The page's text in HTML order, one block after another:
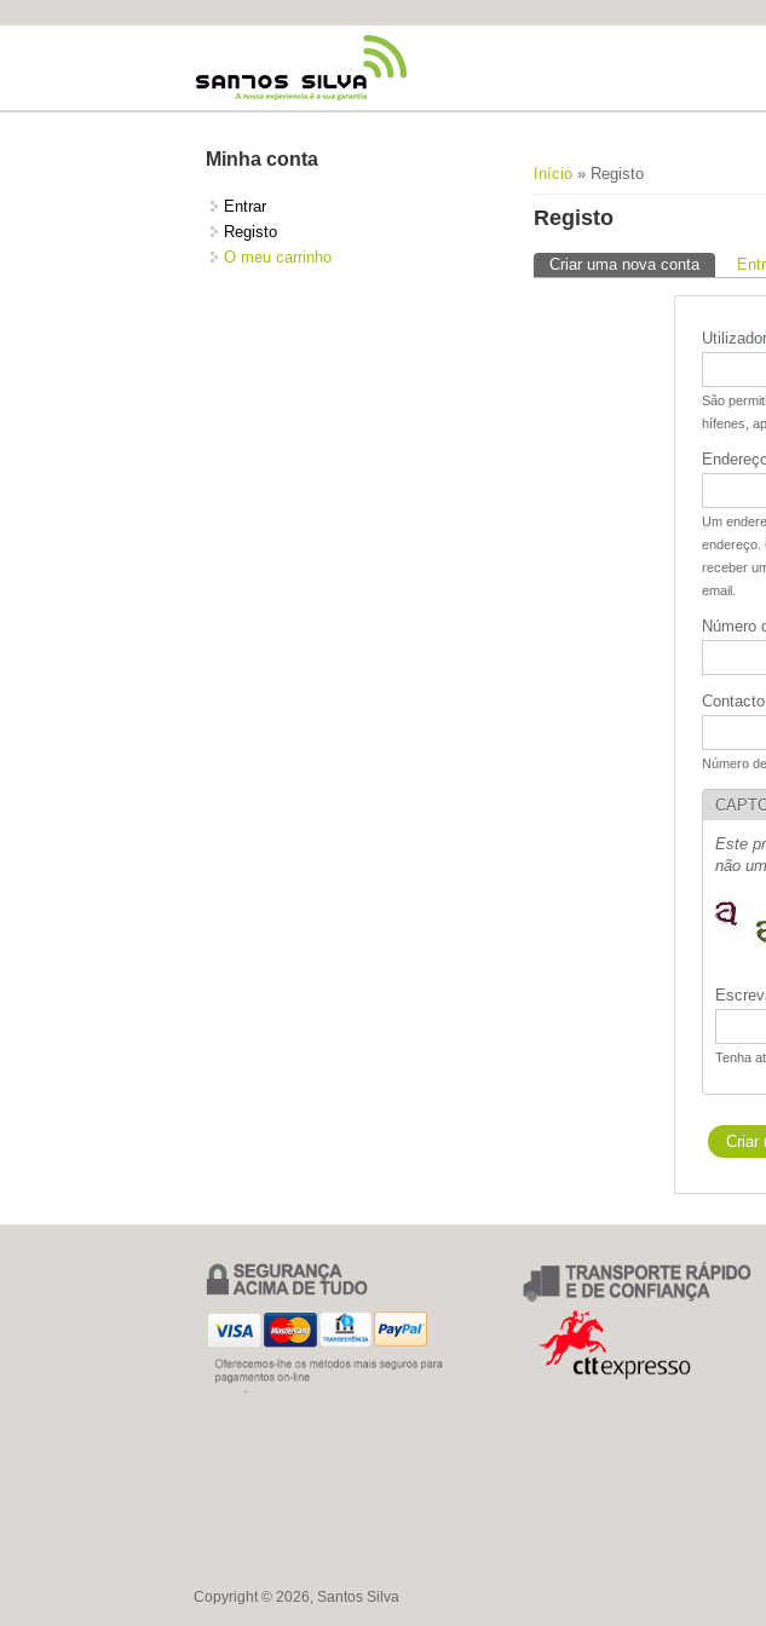
Está aqui
Início » Registo
Registo
Separadores primários
Criar uma nova conta
São
hífenes,
Um
endereço.
receber
email.
Número
Número
Este
não
Tenha
Minha conta
Entrar
Registo
O meu carrinho
Copyright © 2026, Santos Silva